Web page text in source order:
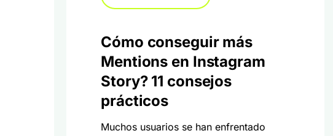
Cómo conseguir más
Mentions en Instagram
Story? 11 consejos
prácticos
Muchos usuarios se han enfrentado